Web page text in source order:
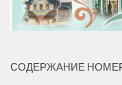
СОДЕРЖАНИЕ